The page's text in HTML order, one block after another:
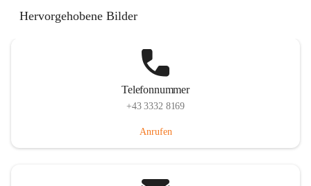
Hervorgehobene Bilder
Telefonnummer
+43 3332 8169
Anrufen